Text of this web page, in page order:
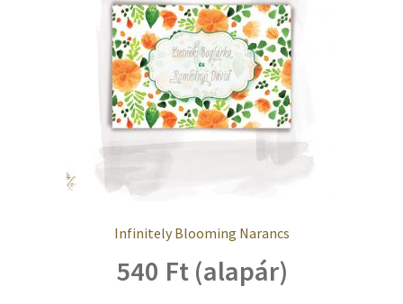
Infinitely Blooming Narancs
540 Ft (alapár)